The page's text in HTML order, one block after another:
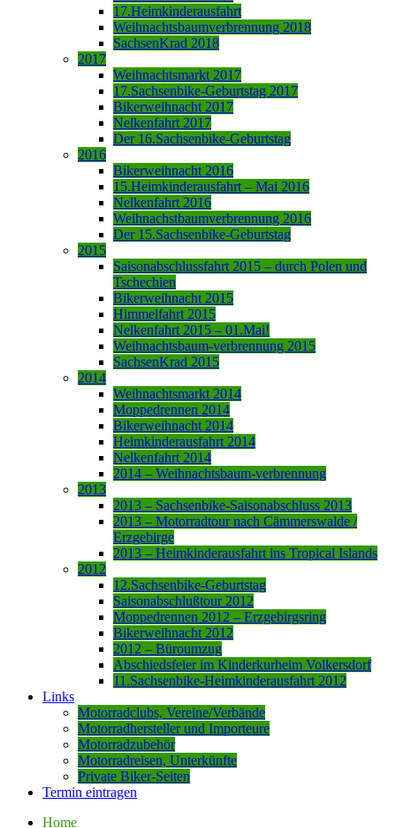
17.Heimkinderausfahrt
Weihnachtsbaumverbrennung 2018
SachsenKrad 2018
2017
Weihnachtsmarkt 2017
17.Sachsenbike-Geburtstag 2017
Bikerweihnacht 2017
Nelkenfahrt 2017
Der 16.Sachsenbike-Geburtstag
2016
Bikerweihnacht 2016
15.Heimkinderausfahrt – Mai 2016
Nelkenfahrt 2016
Weihnachstbaumverbrennung 2016
Der 15.Sachsenbike-Geburtstag
2015
Saisonabschlussfahrt 2015 – durch Polen und
Tschechien
Bikerweihnacht 2015
Himmelfahrt 2015
Nelkenfahrt 2015 – 01.Mai!
Weihnachtsbaum-verbrennung 2015
SachsenKrad 2015
2014
Weihnachtsmarkt 2014
Moppedrennen 2014
Bikerweihnacht 2014
Heimkinderausfahrt 2014
Nelkenfahrt 2014
2014 – Weihnachtsbaum-verbrennung
2013
2013 – Sachsenbike-Saisonabschluss 2013
2013 – Motorradtour nach Cämmerswalde /
Erzgebirge
2013 – Heimkinderausfahrt ins Tropical Islands
2012
12.Sachsenbike-Geburtstag
Saisonabschlußtour 2012
Moppedrennen 2012 – Erzgebirgsring
Bikerweihnacht 2012
2012 – Büroumzug
Abschiedsfeier im Kinderkurheim Volkersdorf
11.Sachsenbike-Heimkinderausfahrt 2012
Links
Motorradclubs, Vereine/Verbände
Motorradhersteller und Importeure
Motorradzubehör
Motorradreisen, Unterkünfte
Private Biker-Seiten
Termin eintragen
Home